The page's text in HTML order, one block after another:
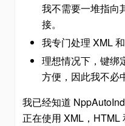
我不需要一堆指向
接。
我专门处理 XML 和
理想情况下，键绑
方便，因此我不必
我已经知道
正在使用 XML，HTML